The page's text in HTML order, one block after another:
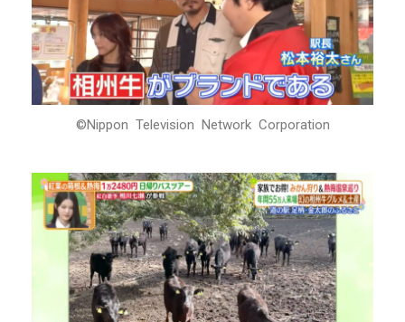
©Nippon Television Network Corporation